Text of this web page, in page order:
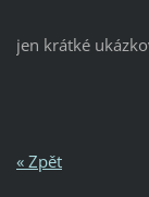
jen krátké
« Zpět